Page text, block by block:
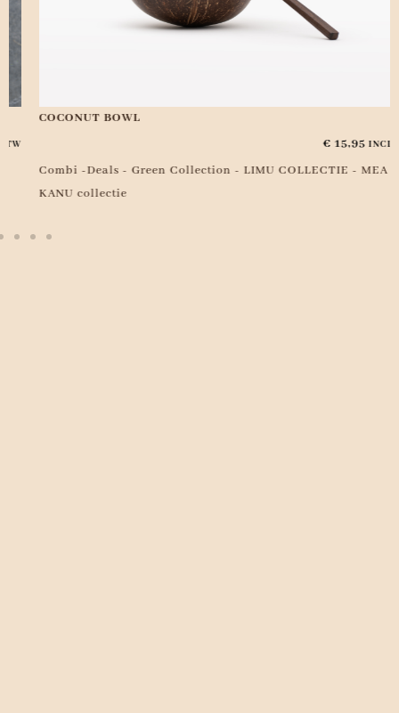
COCONUT BOWL
15,95INCL. BTW
Combi -Deals-Green Collection-LIMU COLLECTIE-MEA
KANU collectie